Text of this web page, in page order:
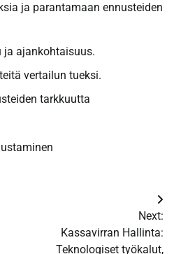
ja parantamaan ennusteiden
ajankohtaisuus.
vertailun tueksi.
tarkkuutta
Next:
Kassavirran Hallinta:
Teknologiset työkalut,